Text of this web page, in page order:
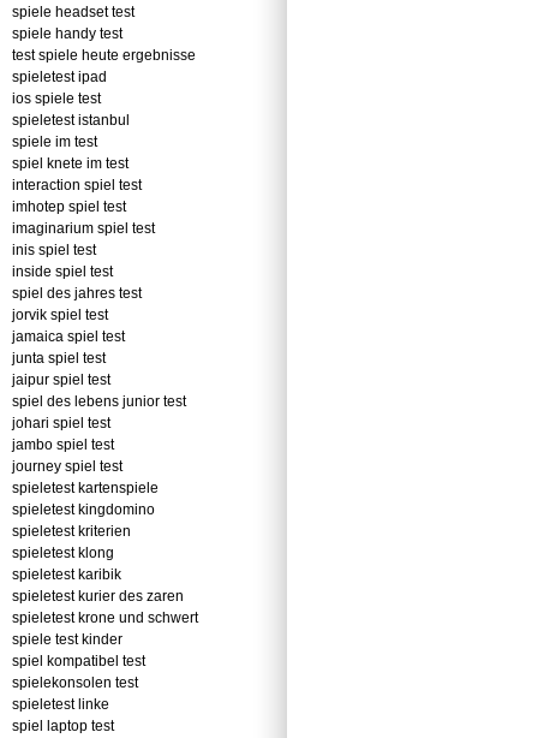
spiele headset test
spiele handy test
test spiele heute ergebnisse
spieletest ipad
ios spiele test
spieletest istanbul
spiele im test
spiel knete im test
interaction spiel test
imhotep spiel test
imaginarium spiel test
inis spiel test
inside spiel test
spiel des jahres test
jorvik spiel test
jamaica spiel test
junta spiel test
jaipur spiel test
spiel des lebens junior test
johari spiel test
jambo spiel test
journey spiel test
spieletest kartenspiele
spieletest kingdomino
spieletest kriterien
spieletest klong
spieletest karibik
spieletest kurier des zaren
spieletest krone und schwert
spiele test kinder
spiel kompatibel test
spielekonsolen test
spieletest linke
spiel laptop test